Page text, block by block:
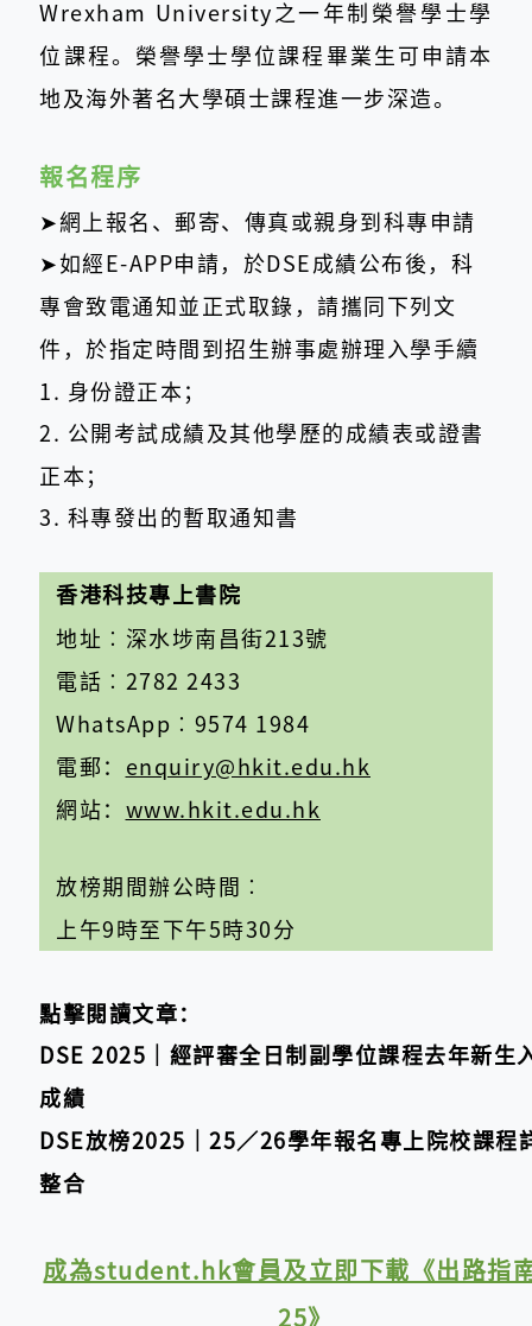
Wrexham University之一年制榮譽學士學
位課程。榮譽學士學位課程畢業生可申請本
地及海外著名大學碩士課程進一步深造。
報名程序
➤網上報名、郵寄、傳真或親身到科專申請
➤如經E-APP申請，於DSE成績公布後，科
專會致電通知並正式取錄，請攜同下列文
件，於指定時間到招生辦事處辦理入學手續
1. 身份證正本；
2. 公開考試成績及其他學歷的成績表或證書
正本；
3. 科專發出的暫取通知書
香港科技專上書院
地址 ︰ 深水埗南昌街213號
電話 ︰ 2782 2433
WhatsApp︰9574 1984
電郵： enquiry@hkit.edu.hk
網站： www.hkit.edu.hk
放榜期間辦公時間
︰
上午9時至下午5時30分
點擊閱讀文章：
DSE 2025｜經評審全日制副學位課程去年新生
成績
DSE放榜2025｜25／26學年報名專上院校課程
整合
成為student.hk會員及立即下載《出路指
25》